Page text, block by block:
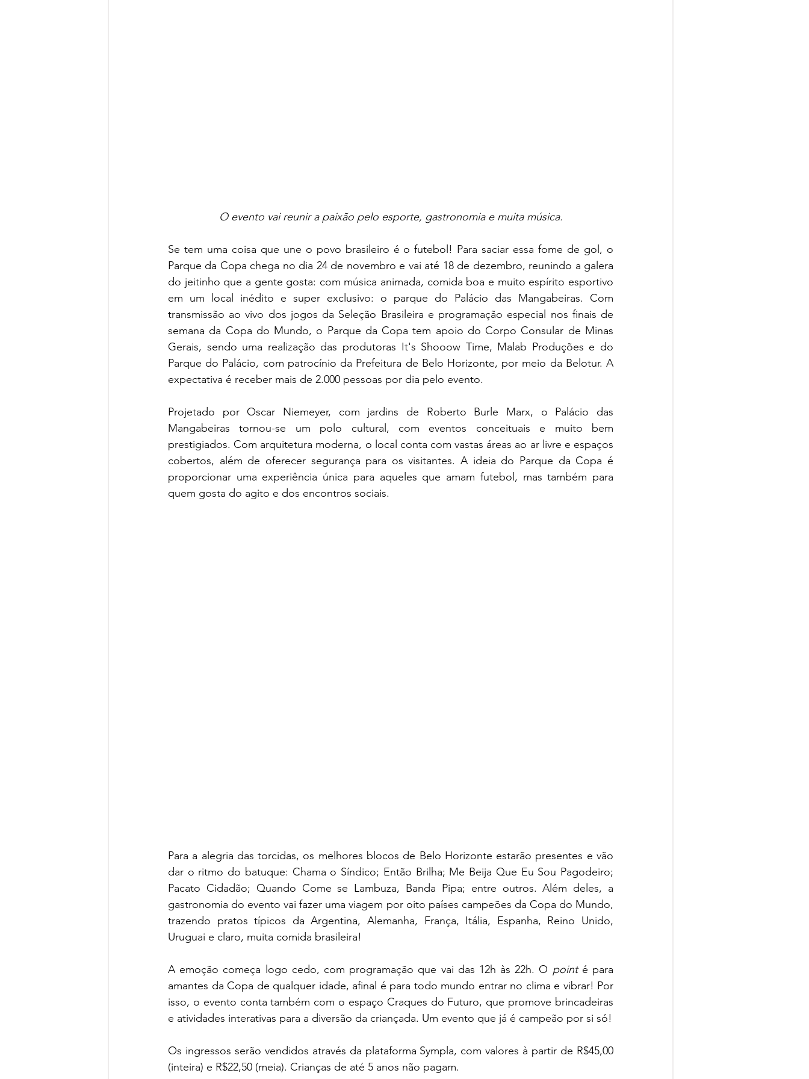
O evento vai reunir a paixão pelo esporte, gastronomia e muita música.
Se tem uma coisa que une o povo brasileiro é o futebol! Para saciar essa fome de gol, o
Parque da Copa chega no dia 24 de novembro e vai até 18 de dezembro, reunindo a galera
do jeitinho que a gente gosta: com música animada, comida boa e muito espírito esportivo
em um local inédito e super exclusivo: o parque do Palácio das Mangabeiras. Com
transmissão ao vivo dos jogos da Seleção Brasileira e programação especial nos finais de
semana da Copa do Mundo, o Parque da Copa tem apoio do Corpo Consular de Minas
Gerais, sendo uma realização das produtoras It's Shooow Time, Malab Produções e do
Parque do Palácio, com patrocínio da Prefeitura de Belo Horizonte, por meio da Belotur. A
expectativa é receber mais de 2.000 pessoas por dia pelo evento.
Projetado por Oscar Niemeyer, com jardins de Roberto Burle Marx, o Palácio das
Mangabeiras tornou-se um polo cultural, com eventos conceituais e muito bem
prestigiados. Com arquitetura moderna, o local conta com vastas áreas ao ar livre e espaços
cobertos, além de oferecer segurança para os visitantes. A ideia do Parque da Copa é
proporcionar uma experiência única para aqueles que amam futebol, mas também para
quem gosta do agito e dos encontros sociais.
Para a alegria das torcidas, os melhores blocos de Belo Horizonte estarão presentes e vão
dar o ritmo do batuque: Chama o Síndico; Então Brilha; Me Beija Que Eu Sou Pagodeiro;
Pacato Cidadão; Quando Come se Lambuza, Banda Pipa; entre outros. Além deles, a
gastronomia do evento vai fazer uma viagem por oito países campeões da Copa do Mundo,
trazendo pratos típicos da Argentina, Alemanha, França, Itália, Espanha, Reino Unido,
Uruguai e claro, muita comida brasileira!
A emoção começa logo cedo, com programação que vai das 12h às 22h. O point é para
amantes da Copa de qualquer idade, afinal é para todo mundo entrar no clima e vibrar! Por
isso, o evento conta também com o espaço Craques do Futuro, que promove brincadeiras
e atividades interativas para a diversão da criançada. Um evento que já é campeão por si só!
Os ingressos serão vendidos através da plataforma Sympla, com valores à partir de R$45,00
(inteira) e R$22,50 (meia). Crianças de até 5 anos não pagam.